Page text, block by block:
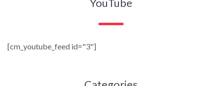
[cm_youtube_feed id="3"]